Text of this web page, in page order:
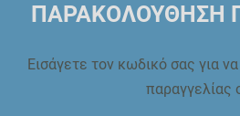
ΠΑΡΑΚΟΛΟΥΘΗΣΗ
Εισάγετε τον κωδικό σας για
παραγγελίας